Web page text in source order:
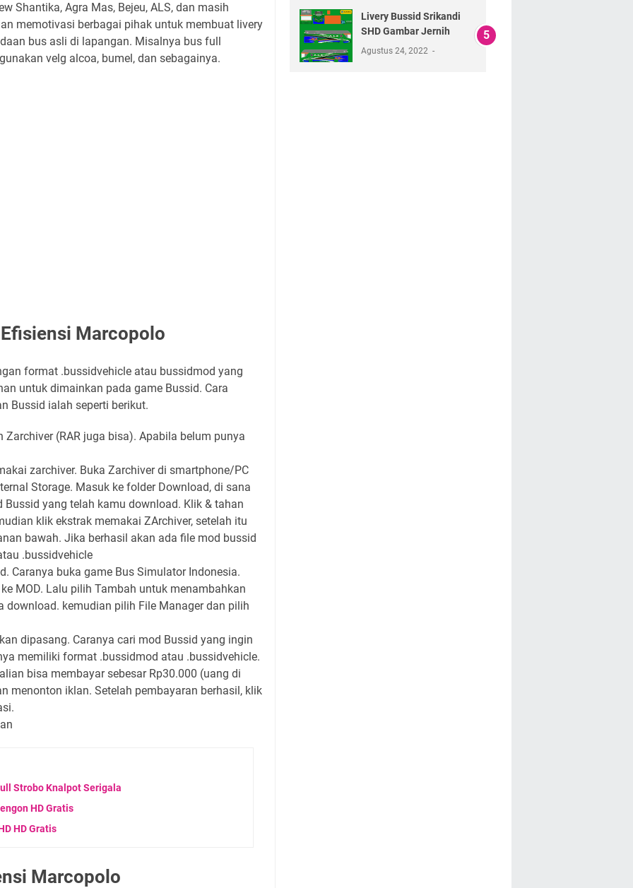
Shantika, Agra Mas, Bejeu, ALS, dan masih
memotivasi berbagai pihak untuk membuat livery
bus asli di lapangan. Misalnya bus full
velg alcoa, bumel, dan sebagainya.
Marcopolo
format .bussidvehicle atau bussidmod yang
untuk dimainkan pada game Bussid. Cara
Bussid ialah seperti berikut.
Zarchiver (RAR juga bisa). Apabila belum punya
zarchiver. Buka Zarchiver di smartphone/PC
Storage. Masuk ke folder Download, di sana
yang telah kamu download. Klik & tahan
klik ekstrak memakai ZArchiver, setelah itu
bawah. Jika berhasil akan ada file mod bussid
.bussidvehicle
Caranya buka game Bus Simulator Indonesia.
MOD. Lalu pilih Tambah untuk menambahkan
download. kemudian pilih File Manager dan pilih
dipasang. Caranya cari mod Bussid yang ingin
memiliki format .bussidmod atau .bussidvehicle.
bisa membayar sebesar Rp30.000 (uang di
menonton iklan. Setelah pembayaran berhasil, klik
Strobo Knalpot Serigala
HD Gratis
HD Gratis
Marcopolo
Livery Bussid Srikandi
SHD Gambar Jernih
Agustus 24, 2022